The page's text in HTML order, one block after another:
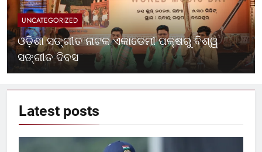
UNCATEGORIZED
ଓଡ଼ିଶା ସଙ୍ଗୀତ ନାଟକ ଏକାଡେମୀ ପକ୍ଷରୁ ବିଶ୍ୱ
ସଙ୍ଗୀତ ଦିବସ
Latest posts